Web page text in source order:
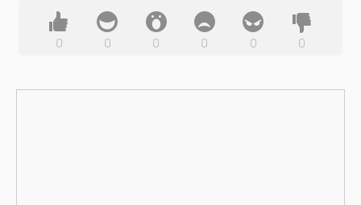
0 0 0 0 0 0